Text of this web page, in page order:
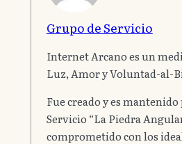
Grupo de Servicio
Internet Arcano es un
Luz, Amor y Voluntad-al-
Fue creado y es
Servicio “La Piedra
comprometido con los